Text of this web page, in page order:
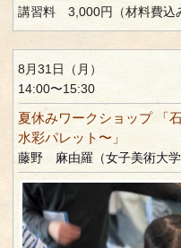
講習料 3,000円（材料費込
8月31日（月）
14:00〜15:30
夏休みワークショップ 「
水彩パレット〜」
藤野 麻由羅（女子美術大学